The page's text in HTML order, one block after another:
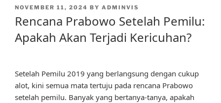
POSTED
NOVEMBER 11, 2024 BY ADMINVIS
Rencana Prabowo Setelah Pemilu:
Apakah Akan Terjadi Kericuhan?
Setelah Pemilu 2019 yang berlangsung dengan cukup
alot, kini semua mata tertuju pada rencana Prabowo
setelah pemilu. Banyak yang bertanya-tanya, apakah